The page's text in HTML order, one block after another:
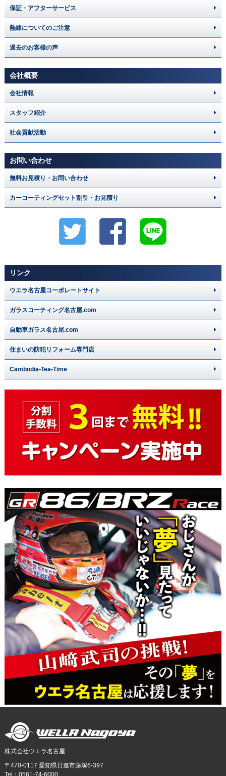
保証・アフターサービス
熱線についてのご注意
過去のお客様の声
会社概要
会社情報
スタッフ紹介
社会貢献活動
お問い合わせ
無料お見積り・お問い合わせ
カーコーティングセット割引・お見積り
リンク
ウエラ名古屋コーポレートサイト
ガラスコーティング名古屋.com
自動車ガラス名古屋.com
住まいの防犯リフォーム専門店
Cambodia•Tea•Time
株式会社ウエラ名古屋
〒470-0117 愛知県日進市藤塚6-397
Tel：0561-74-6000